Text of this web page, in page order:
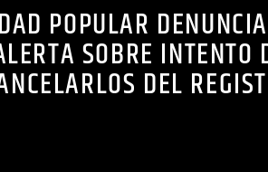
POPULAR
SOBRE INTENTO
DEL